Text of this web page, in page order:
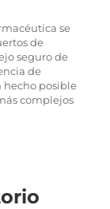
se
de
seguro de
de
hecho posible
complejos